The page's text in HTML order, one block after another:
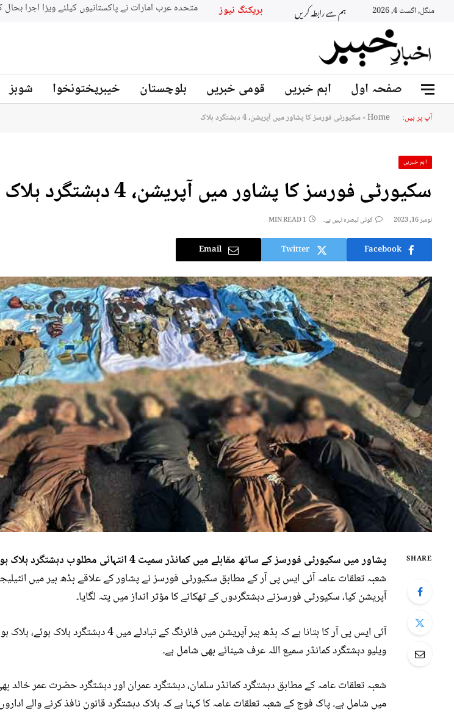
منگل, اگست 4, 2026 ہم سے رابطہ کریں بریکنگ نیوز
صفحہ اول اہم خبریں قومی خبریں بلوچستان خیبرپختونخوا شوبز
آپ پر ہیں: Home
»سکیورٹی فورسز کا پشاور میں آپریشن، 4 دہشتگرد ہلاک
اہم خبریں
سکیورٹی فورسز کا پشاور میں آپریشن، 4 دہشتگرد ہلاک
نومبر 16, 2023 کوئی تبصرہ نہیں ہے۔ 1 MIN READ
Facebook
Twitter
Email
SHARE پشاور میں سکیورٹی فورسز کے ساتھ مقابلے میں کمانڈر سمیت 4 انتہائی مطلوب دہشتگرد ہلاک ہو گئے۔
شعبہ تعلقات عامہ آئی ایس پی آر کے مطابق سکیورٹی فورسز نے پشاور کے علاقے بڈھ بیر میں
آپریشن کیا، سکیورٹی فورسزنے دہشتگردوں کے ٹھکانے کا مؤثر انداز میں پتہ لگایا۔
آئی ایس پی آر کا بتانا ہے کہ بڈھ بیر آپریشن میں فائرنگ کے تبادلے
ویلیو دہشتگرد کمانڈر سمیع اللہ عرف شینائے بھی شامل ہے۔
شعبہ تعلقات عامہ کے مطابق دہشتگرد کمانڈر سلمان، دہشتگرد عمران اور دہشتگرد حضرت عمر خالد
میں شامل ہے۔ پاک فوج کے شعبہ تعلقات عامہ کا کہنا ہے کہ ہلاک دہشتگرد قانون نافذ کرنے والے